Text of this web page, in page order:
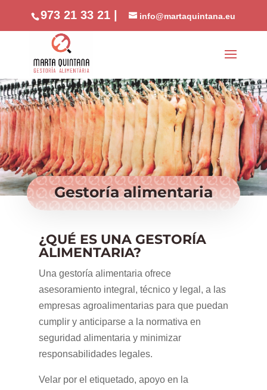
973 21 33 21 | info@martaquintana.eu
Gestoría alimentaria
¿QUÉ ES UNA GESTORÍA
ALIMENTARIA?
Una gestoría alimentaria ofrece
asesoramiento integral, técnico y legal, a las
empresas agroalimentarias para que puedan
cumplir y anticiparse a la normativa en
seguridad alimentaria y minimizar
responsabilidades legales.
Velar por el etiquetado, apoyo en la